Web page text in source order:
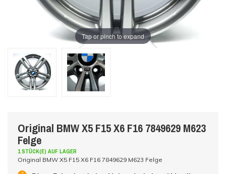
Tap or pinch to expand
Original BMW X5 F15 X6 F16 7849629 M623
Felge
1 STÜCK(E) AUF LAGER
Original BMW X5 F15 X6 F16 7849629 M623 Felge